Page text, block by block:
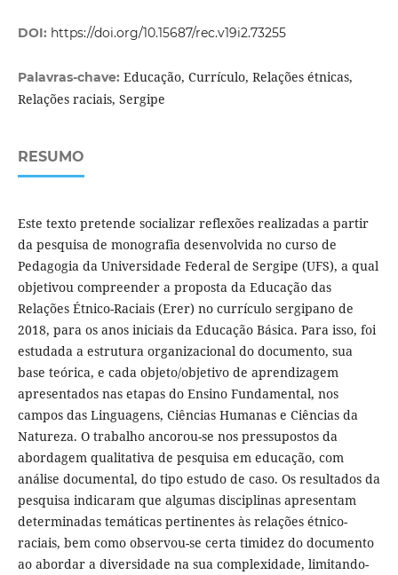
DOI: https://doi.org/10.15687/rec.v19i2.73255
Palavras-chave: Educação, Currículo, Relações étnicas,
Relações raciais, Sergipe
RESUMO
Este texto pretende socializar reflexões realizadas a partir
da pesquisa de monografia desenvolvida no curso de
Pedagogia da Universidade Federal de Sergipe (UFS), a qual
objetivou compreender a proposta da Educação das
Relações Étnico-Raciais (Erer) no currículo sergipano de
2018, para os anos iniciais da Educação Básica. Para isso, foi
estudada a estrutura organizacional do documento, sua
base teórica, e cada objeto/objetivo de aprendizagem
apresentados nas etapas do Ensino Fundamental, nos
campos das Linguagens, Ciências Humanas e Ciências da
Natureza. O trabalho ancorou-se nos pressupostos da
abordagem qualitativa de pesquisa em educação, com
análise documental, do tipo estudo de caso. Os resultados da
pesquisa indicaram que algumas disciplinas apresentam
determinadas temáticas pertinentes às relações étnico-
raciais, bem como observou-se certa timidez do documento
ao abordar a diversidade na sua complexidade, limitando-